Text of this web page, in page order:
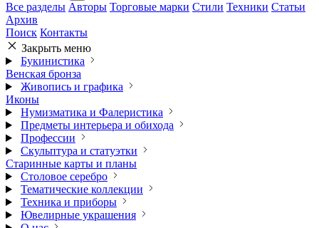
Все разделы Авторы Торговые марки Стили Техники Статьи
Архив
Поиск Контакты
Закрыть меню
Букинистика
Венская бронза
Живопись и графика
Иконы
Нумизматика и Фалеристика
Предметы интерьера и обихода
Профессии
Скульптура и статуэтки
Старинные карты и планы
Столовое серебро
Тематические коллекции
Техника и приборы
Ювелирные украшения